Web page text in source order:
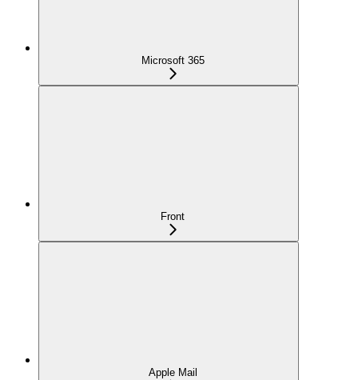
Microsoft 365
Front
Apple Mail